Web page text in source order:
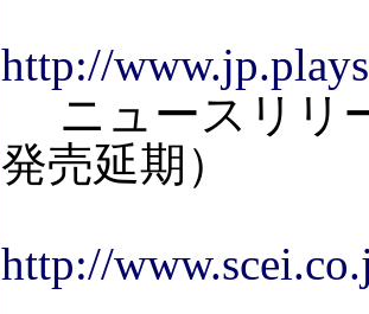
http://
ニュースリリ
発売延期）
http://